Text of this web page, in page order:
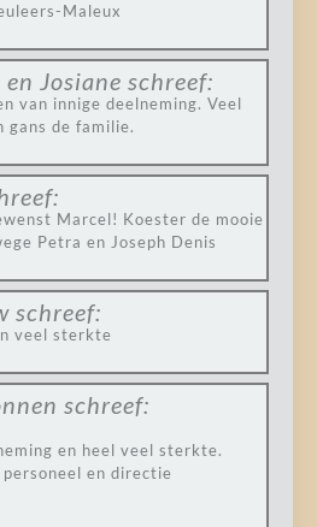
Maleux
en Josiane schreef:
van innige deelneming. Veel
gans de familie.
Marcel! Koester de mooie
Petra en Joseph Denis
schreef:
veel sterkte
schreef:
en heel veel sterkte.
en directie